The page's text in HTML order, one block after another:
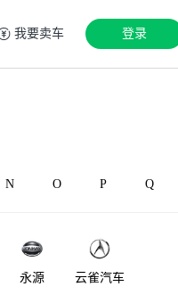
我要卖车 登录
N O P Q
永源 云雀汽车